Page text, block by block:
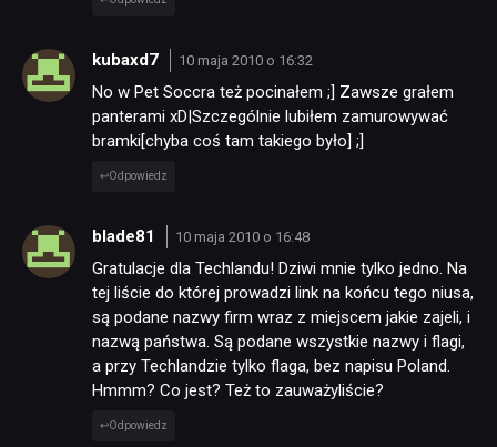
kubaxd7 10 maja 2010 o 16:32
No w Pet Soccra też pocinałem ;] Zawsze grałem
panterami xD|Szczególnie lubiłem zamurowywać
bramki[chyba coś tam takiego było] ;]
Odpowiedz
blade81 10 maja 2010 o 16:48
Gratulacje dla Techlandu! Dziwi mnie tylko jedno. Na
tej liście do której prowadzi link na końcu tego niusa,
są podane nazwy firm wraz z miejscem jakie zajeli, i
nazwą państwa. Są podane wszystkie nazwy i flagi,
a przy Techlandzie tylko flaga, bez napisu Poland.
Hmmm? Co jest? Też to zauważyliście?
Odpowiedz